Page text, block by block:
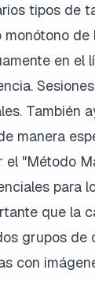
tipos de
de
en el
También
manera
el "Método
para
que la
grupos de
con